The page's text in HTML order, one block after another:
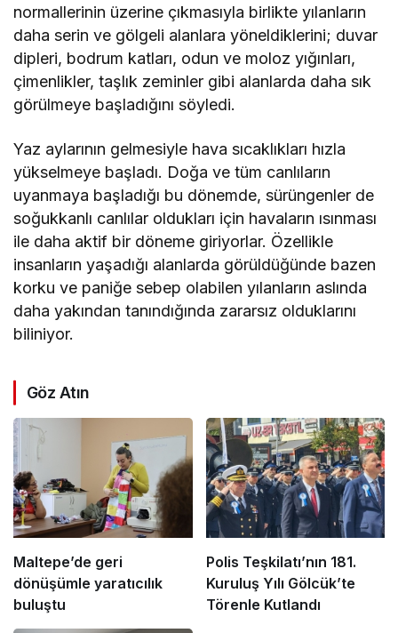
normallerinin üzerine çıkmasıyla birlikte yılanların
daha serin ve gölgeli alanlara yöneldiklerini; duvar
dipleri, bodrum katları, odun ve moloz yığınları,
çimenlikler, taşlık zeminler gibi alanlarda daha sık
görülmeye başladığını söyledi.
Yaz aylarının gelmesiyle hava sıcaklıkları hızla
yükselmeye başladı. Doğa ve tüm canlıların
uyanmaya başladığı bu dönemde, sürüngenler de
soğukkanlı canlılar oldukları için havaların ısınması
ile daha aktif bir döneme giriyorlar. Özellikle
insanların yaşadığı alanlarda görüldüğünde bazen
korku ve paniğe sebep olabilen yılanların aslında
daha yakından tanındığında zararsız olduklarını
biliniyor.
Göz Atın
Maltepe’de geri
dönüşümle yaratıcılık
buluştu
Polis Teşkilatı’nın 181.
Kuruluş Yılı Gölcük’te
Törenle Kutlandı